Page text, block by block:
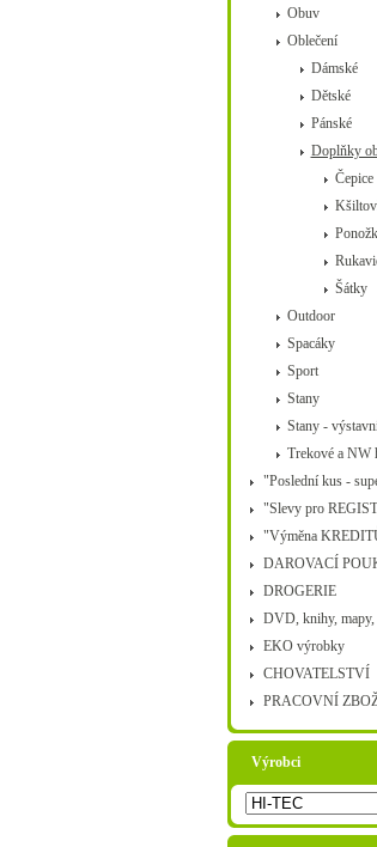
Obuv
Oblečení
Dámské
Dětské
Pánské
Doplňky
Čepice
Šátky
Outdoor
Spacáky
Sport
Stany
Stany -
Trekové a NW
"Poslední kus -
"Slevy pro
"Výměna
DAROVACÍ
DROGERIE
DVD, knihy, mapy,
EKO výrobky
CHOVATELSTVÍ
PRACOVNÍ
Výrobci